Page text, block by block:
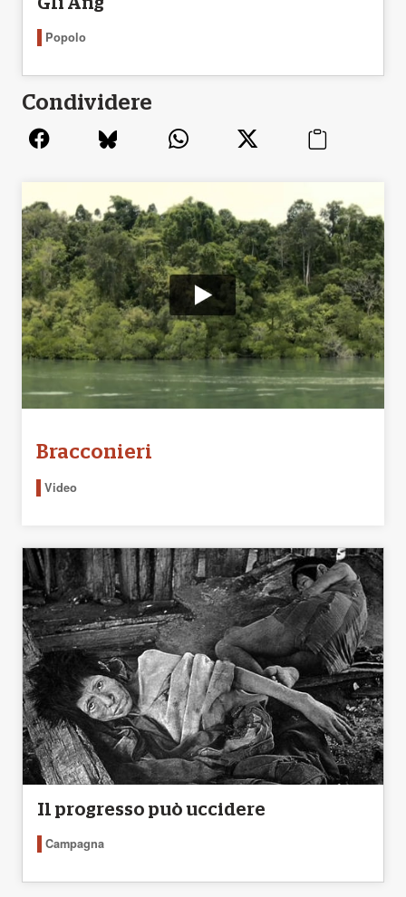
Gli Ang
Popolo
Condividere
Bracconieri
Video
Il progresso può uccidere
Campagna